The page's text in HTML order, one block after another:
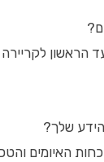
הראשון
שלך?
האיומים